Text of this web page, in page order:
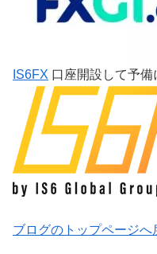
IS6FX 口座開設して予備
ブログのトップページへ